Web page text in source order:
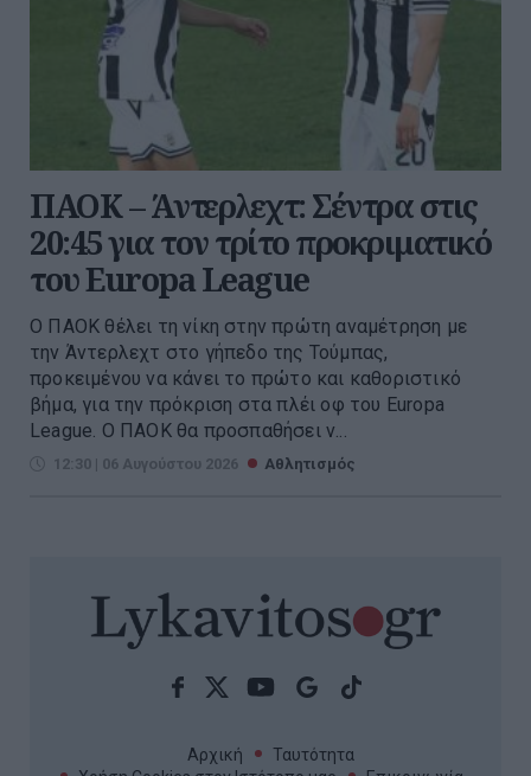
ΠΑΟΚ – Άντερλεχτ: Σέντρα στις
20:45 για τον τρίτο προκριματικό
του Europa League
Ο ΠΑΟΚ θέλει τη νίκη στην πρώτη αναμέτρηση με
την Άντερλεχτ στο γήπεδο της Τούμπας,
προκειμένου να κάνει το πρώτο και καθοριστικό
βήμα, για την πρόκριση στα πλέι οφ του Europa
League. Ο ΠΑΟΚ θα προσπαθήσει ν...
12:30 | 06 Αυγούστου 2026 Αθλητισμός
Αρχική
Ταυτότητα